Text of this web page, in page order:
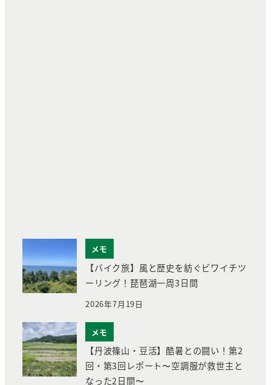
メモ
【バイク旅】風と歴史を紡ぐビワイチツ
ーリング！琵琶湖一周3日間
2026年7月19日
メモ
【丹波篠山・豆活】酷暑との闘い！第2
回・第3回レポート〜空調服が救世主と
なった2日間〜